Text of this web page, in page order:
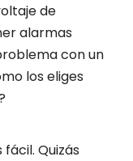
de
alarmas
con un
los eliges
Quizás